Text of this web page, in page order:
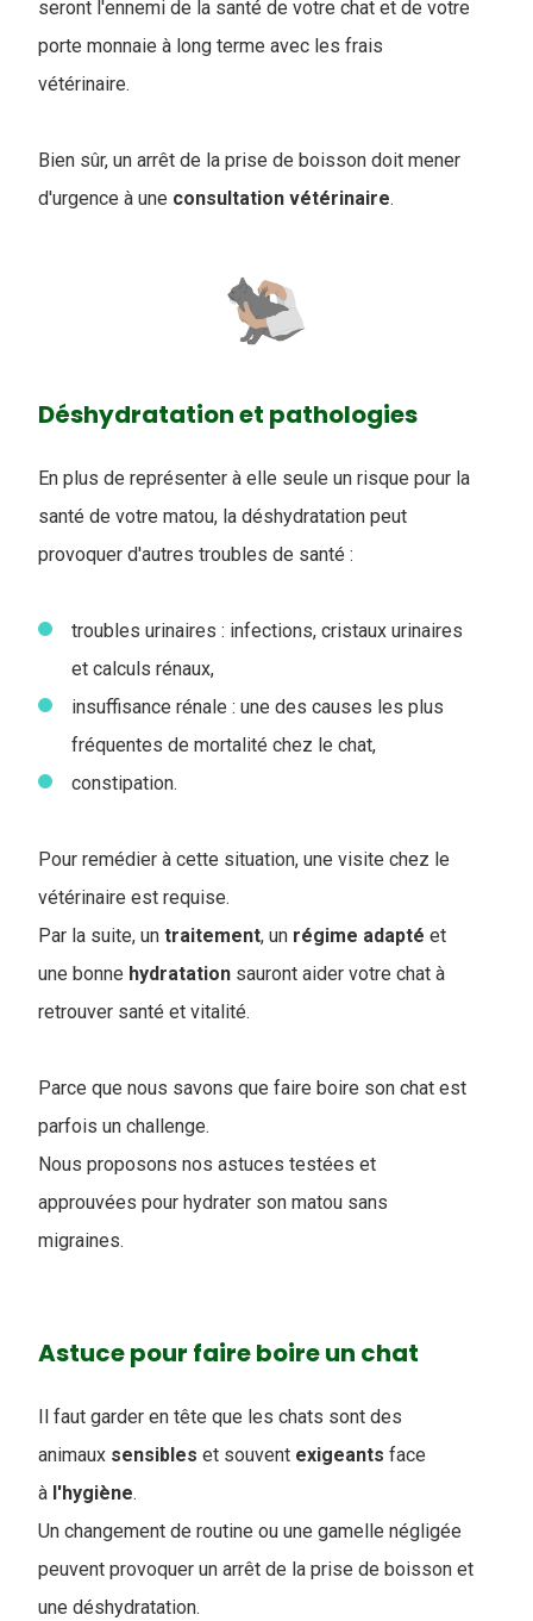
seront l'ennemi de la santé de votre chat et de votre
porte monnaie à long terme avec les frais
vétérinaire.
Bien sûr, un arrêt de la prise de boisson doit mener
d'urgence à une consultation vétérinaire.
Déshydratation et pathologies
En plus de représenter à elle seule un risque pour la
santé de votre matou, la déshydratation peut
provoquer d'autres troubles de santé :
troubles urinaires : infections, cristaux urinaires
et calculs rénaux,
insuffisance rénale : une des causes les plus
fréquentes de mortalité chez le chat,
constipation.
Pour remédier à cette situation, une visite chez le
vétérinaire est requise.
Par la suite, un traitement, un régime adapté et
une bonne hydratation sauront aider votre chat à
retrouver santé et vitalité.
Parce que nous savons que faire boire son chat est
parfois un challenge.
Nous proposons nos astuces testées et
approuvées pour hydrater son matou sans
migraines.
Astuce pour faire boire un chat
Il faut garder en tête que les chats sont des
animaux sensibles et souvent exigeants face
à l'hygiène.
Un changement de routine ou une gamelle négligée
peuvent provoquer un arrêt de la prise de boisson et
une déshydratation.